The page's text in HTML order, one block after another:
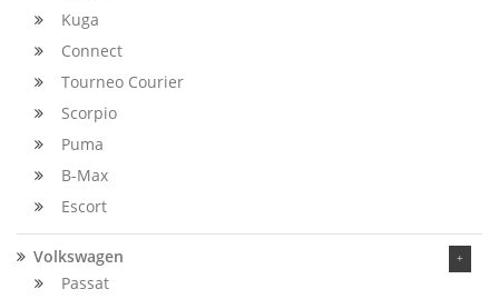
Kuga
Connect
Tourneo Courier
Scorpio
Puma
B-Max
Escort
Volkswagen
Passat